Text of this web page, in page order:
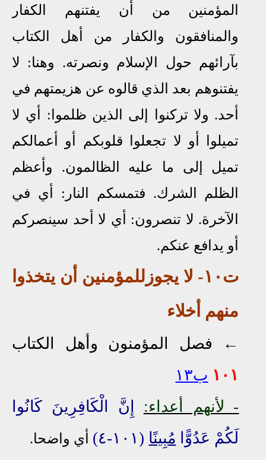
المؤمنين من أن يفتنهم الكفار
والمنافقون والكفار من أهل الكتاب
بآرائهم حول الإسلام ونصرته. وهنا: لا
يفتنوهم بعد الذي قالوه عن هزيمتهم في
أحد. ولا تركنوا إلى الذين ظلموا: أي لا
تميلوا أو لا تجعلوا قلوبكم أو أعمالكم
تميل إلى ما عليه الظالمون. وأعظم
الظلم الشرك. فتمسكم النار: أي في
الآخرة. لا تنصرون: أي لا أحد سينصركم
أو يدافع عنكم.
ت١٠ - لا يجوز للمؤمنين أن يتخذوا
منهم أخلاء
←
فصل المؤمنون وأهل الكتاب
١٠١ ب١٣
- لأنهم أعداء:
إِنَّ الْكَافِرِينَ كَانُوا
لَكُمْ عَدُوًّا مُبِينًا (١٠١-٤) أي واضحا.